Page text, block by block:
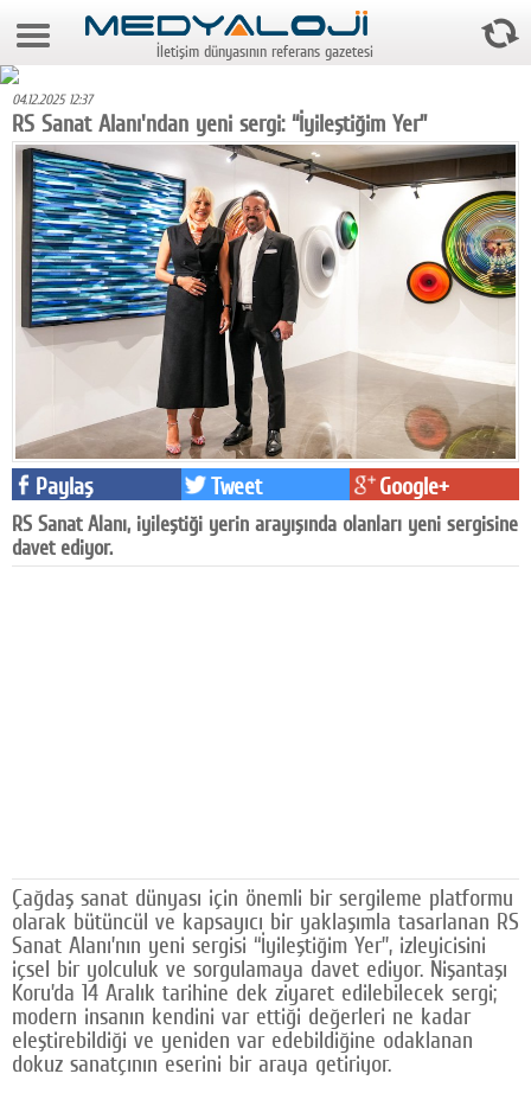
8 Ağustos 2026 4:23:42
Foto Galeri
Video Galeri
Gazeteler
Medya
Reyting-tiraj
Televizyon
Dünya
Pr
Facebook
Künye
SOSYAL MEDYA
Facebook
Twitter
İletişim dünyasının referans gazetesi
04.12.2025 12:37
RS Sanat Alanı'ndan yeni sergi: “İyileştiğim Yer”
Paylaş Tweet Google+
RS Sanat Alanı, iyileştiği yerin arayışında olanları yeni sergisine
davet ediyor.
Çağdaş sanat dünyası için önemli bir sergileme platformu
olarak bütüncül ve kapsayıcı bir yaklaşımla tasarlanan RS
Sanat Alanı’nın yeni sergisi “İyileştiğim Yer”, izleyicisini
içsel bir yolculuk ve sorgulamaya davet ediyor. Nişantaşı
Koru’da 14 Aralık tarihine dek ziyaret edilebilecek sergi;
modern insanın kendini var ettiği değerleri ne kadar
eleştirebildiği ve yeniden var edebildiğine odaklanan
dokuz sanatçının eserini bir araya getiriyor.